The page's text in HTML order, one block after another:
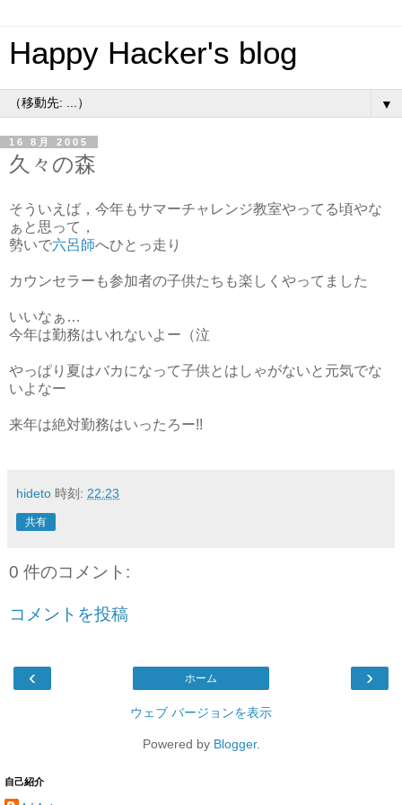
Happy Hacker's blog
▼
16 8月 2005
久々の森
そういえば，今年もサマーチャレンジ教室やってる頃やな
ぁと思って，
勢いで六呂師へひとっ走り
カウンセラーも参加者の子供たちも楽しくやってました
いいなぁ…
今年は勤務はいれないよー（泣
やっぱり夏はバカになって子供とはしゃがないと元気でな
いよなー
来年は絶対勤務はいったろー!!
hideto 時刻: 22:23
共有
0 件のコメント:
コメントを投稿
‹ ›
ホーム
ウェブ バージョンを表示
Powered by Blogger.
自己紹介